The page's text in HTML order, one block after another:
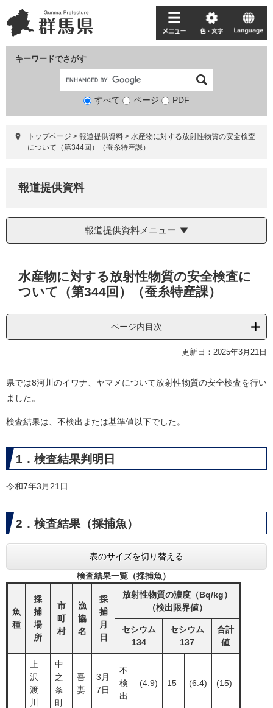
ー
ジ
ニ
ュ
て
キーワードでさがす
検
象
すべて ページ PDF
メ
ニ
ー
色・
文
language
トップページ > 報道提供資料 > 水産物に対する放射性物質の安全検査
について（第344回）（蚕糸特産課）
報道提供資料
報道提供資料メニュー
水産物に対する放射性物質の安全検査に
ついて（第344回）（蚕糸特産課）
ページ内目次
更新日：2025年3月21日
県では8河川のイワナ、ヤマメについて放射性物質の安全検査を行い
ました。
検査結果は、不検出または基準値以下でした。
1．検査結果判明日
令和7年3月21日
2．検査結果（採捕魚）​
表のサイズを切り替える
検査結果一覧（採捕魚）
魚
種
採
捕
場
所
市
町
村
漁
協
名
採
捕
月
日
放射性物質の濃度（Bq/kg）
（検出限界値）
セシウム
134
セシウム
137
合計
値
上
沢
渡
川
中
之
条
町
吾
妻
3月
7日
不
検
出
(4.9) 15 (6.4) (15)